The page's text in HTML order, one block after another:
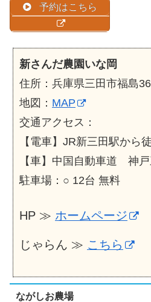
予約はこちら
新さんだ農園いな岡
住所：兵庫県三田市福島
地図： MAP
交通アクセス：
【電車】JR新三田駅から
【車】中国自動車道 神
駐車場：○ 12台 無料
HP ≫ ホームページ
じゃらん ≫ こちら
ながしお農場